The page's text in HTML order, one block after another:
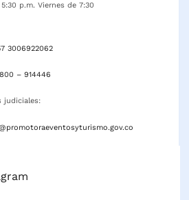
p.m. Viernes de 7:30
3006922062
– 914446
judiciales: